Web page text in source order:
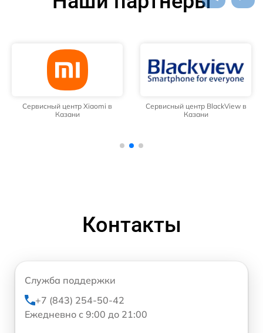
Сервисный центр Xiaomi в
Казани
Сервисный центр BlackView в
Казани
Контакты
Служба поддержки
+7 (843) 254-50-42
Ежедневно с 9:00 до 21:00